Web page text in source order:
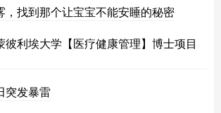
，找到那个让宝宝不能安睡的秘密
彼利埃大学【医疗健康管理】博士项目
突发暴雷